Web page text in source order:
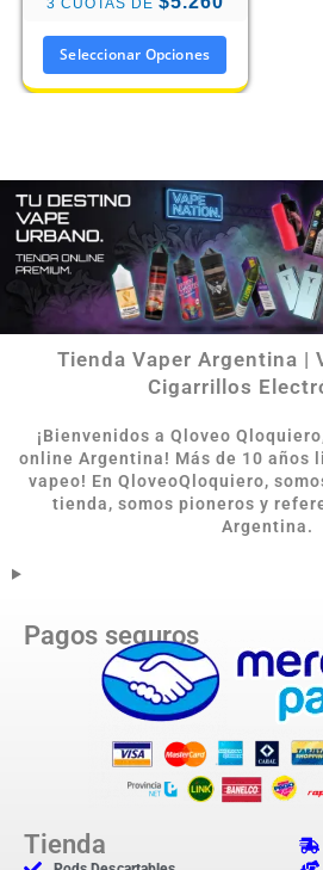
3 CUOTAS DE
Seleccionar Opciones
Tienda Vaper Argentina |
Cigarrillos
¡Bienvenidos a Qloveo
online Argentina! Más de 10 años
vapeo! En QloveoQloquiero,
tienda, somos pioneros y
Argentina.
Pagos seguros
Tienda